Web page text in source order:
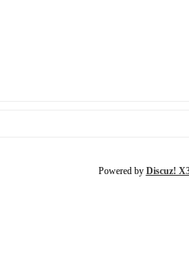
Powered by Discuz!